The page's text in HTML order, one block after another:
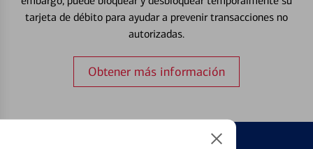
tarjeta de débito para ayudar a prevenir transacciones no
autorizadas.
Obtener más información